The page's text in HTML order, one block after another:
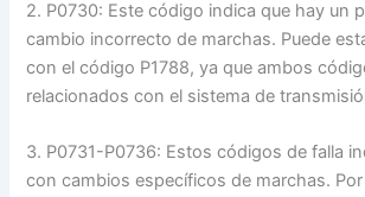
2. P0730: Este código indica que hay un
cambio incorrecto de marchas. Puede
con el código P1788, ya que ambos
relacionados con el sistema de
3. P0731-P0736: Estos códigos de falla
con cambios específicos de marchas.